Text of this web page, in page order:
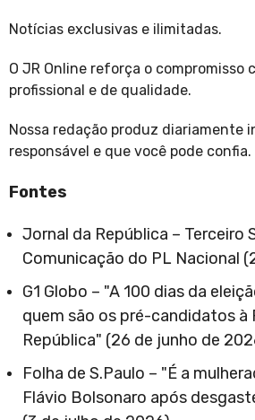
Notícias exclusivas e ilimitadas.
O JR Online reforça o compromisso
profissional e de qualidade.
Nossa redação produz diariamente
responsável e que você pode confia.
Fontes
Jornal da República – Terceiro
Comunicação do PL Nacional
G1 Globo – "A 100 dias da
quem são os pré-candidatos à
República" (26 de junho de
Folha de S.Paulo – "É a
Flávio Bolsonaro após